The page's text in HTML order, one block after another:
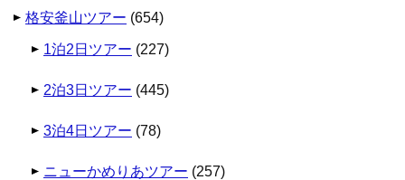
格安釜山ツアー (654)
1泊2日ツアー (227)
2泊3日ツアー (445)
3泊4日ツアー (78)
ニューかめりあツアー (257)